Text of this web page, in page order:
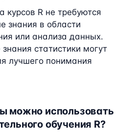
курсов R не требуются
знания в области
или анализа данных.
статистики могут
лучшего понимания
можно использовать
обучения R?